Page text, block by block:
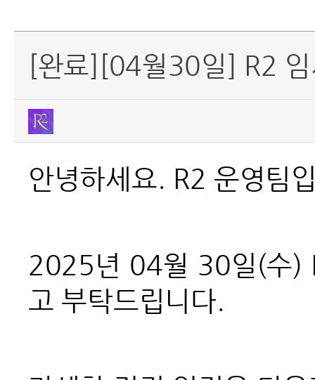
[완료][04월30일] R2
안녕하세요. R2 운영팀
2025년 04월 30일(수)
고 부탁드립니다.